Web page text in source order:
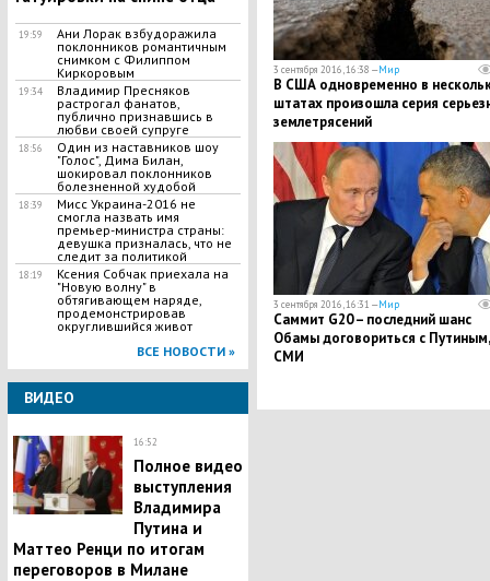
19:59
Ани Лорак взбудоражила
поклонников романтичным
снимком с Филиппом
Киркоровым
19:34
Владимир Пресняков
растрогал фанатов,
публично признавшись в
любви своей супруге
18:56
Один из наставников шоу
"Голос", Дима Билан,
шокировал поклонников
болезненной худобой
18:39
Мисс Украина-2016 не
смогла назвать имя
премьер-министра страны:
девушка призналась, что не
следит за политикой
18:19
Ксения Собчак приехала на
"Новую волну" в
обтягивающем наряде,
продемонстрировав
округлившийся живот
ВСЕ НОВОСТИ »
ВИДЕО
16:52
Полное видео
выступления
Владимира
Путина и
Маттео Ренци по итогам
переговоров в Милане
3 сентября 2016, 16:38 —Мир
В США одновременно в
штатах произошла серия
землетрясений
3 сентября 2016, 16:31 —Мир
Саммит G20 – последний шанс
Обамы договориться с
СМИ